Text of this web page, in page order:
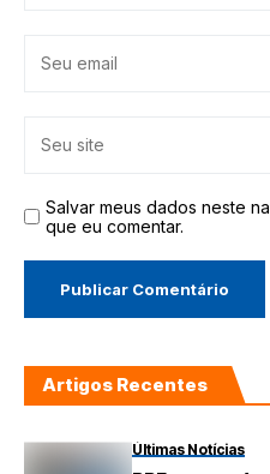
Salvar meus dados neste
que eu comentar.
Artigos Recentes
Últimas Notícias